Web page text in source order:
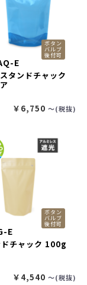
ボタン
バルブ
後付可
E
タンドチャック
￥6,750 〜(税抜)
ボタン
バルブ
後付可
E
チャック 100g
￥4,540 〜(税抜)